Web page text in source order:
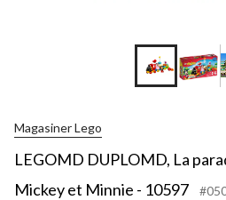
Magasiner Lego
LEGOMD DUPLOMD, La
Mickey et Minnie - 10597